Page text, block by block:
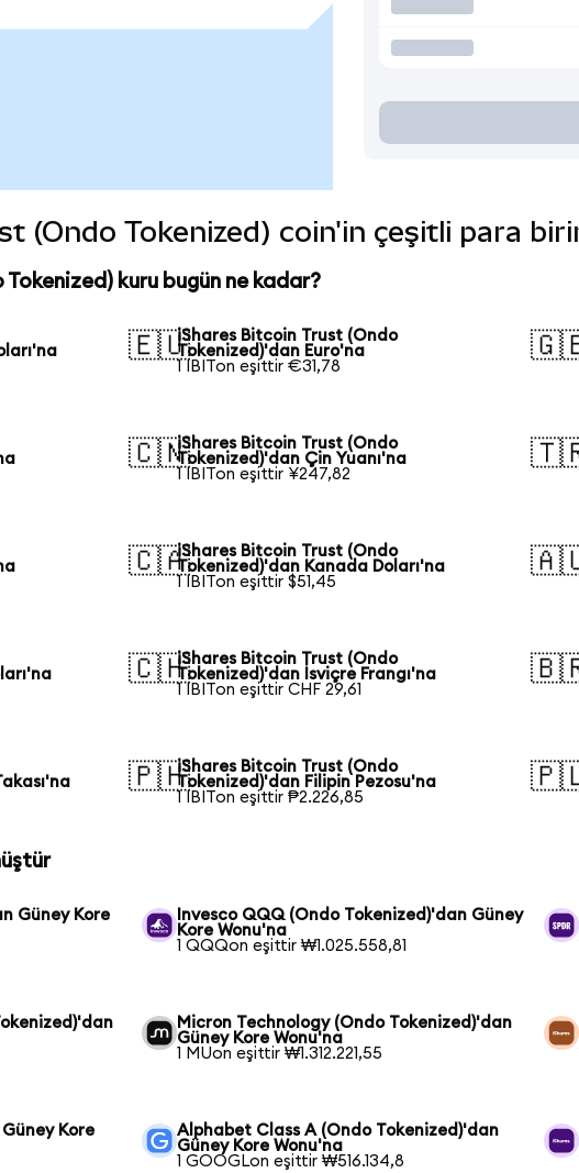
(Ondo Tokenized) coin'in çeşitli para
kuru bugün ne kadar?
🇪🇺iShares Bitcoin Trust (Ondo
Tokenized)'dan Euro'na
1 IBITon eşittir €31,78
🇨🇳iShares Bitcoin Trust (Ondo
Tokenized)'dan Çin Yuanı'na
1 IBITon eşittir ¥247,82
🇨🇦iShares Bitcoin Trust (Ondo
Tokenized)'dan Kanada Doları'na
1 IBITon eşittir $51,45
🇨🇭iShares Bitcoin Trust (Ondo
Tokenized)'dan İsviçre Frangı'na
1 IBITon eşittir CHF 29,61
🇵🇭iShares Bitcoin Trust (Ondo
Tokenized)'dan Filipin Pezosu'na
1 IBITon eşittir ₱2.226,85
Güney Kore
Invesco QQQ (Ondo Tokenized)'dan Güney
Kore Wonu'na
1 QQQon eşittir ₩1.025.558,81
Micron Technology (Ondo Tokenized)'dan
Güney Kore Wonu'na
1 MUon eşittir ₩1.312.221,55
Kore
Alphabet Class A (Ondo Tokenized)'dan
Güney Kore Wonu'na
1 GOOGLon eşittir ₩516.134,8